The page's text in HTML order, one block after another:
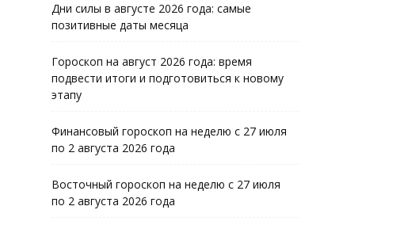
Дни силы в августе 2026 года: самые
позитивные даты месяца
Гороскоп на август 2026 года: время
подвести итоги и подготовиться к новому
этапу
Финансовый гороскоп на неделю с 27 июля
по 2 августа 2026 года
Восточный гороскоп на неделю с 27 июля
по 2 августа 2026 года